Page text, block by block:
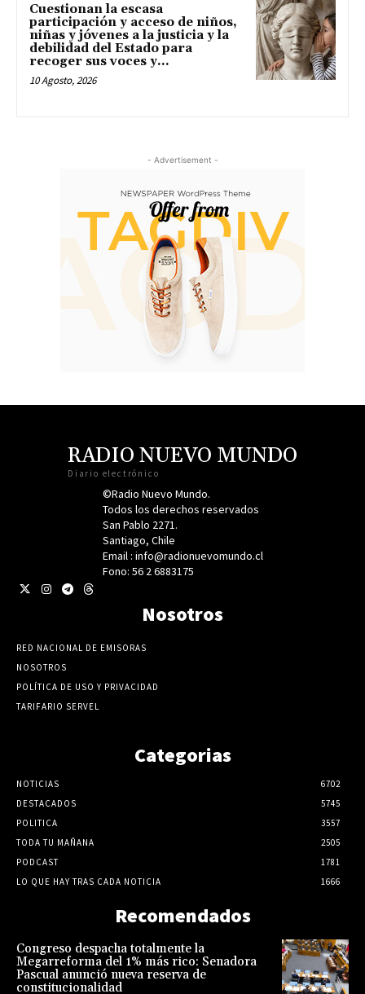
Cuestionan la escasa
participación y acceso de niños,
niñas y jóvenes a la justicia y la
debilidad del Estado para
recoger sus voces y...
10 Agosto, 2026
- Advertisement -
RADIO NUEVO MUNDO
Diario electrónico
©Radio Nuevo Mundo.
Todos los derechos reservados
San Pablo 2271.
Santiago, Chile
Email : info@radionuevomundo.cl
Fono: 56 2 6883175
Nosotros
RED NACIONAL DE EMISORAS
NOSOTROS
POLÍTICA DE USO Y PRIVACIDAD
TARIFARIO SERVEL
Categorias
NOTICIAS
6702
DESTACADOS
5745
POLITICA
3557
TODA TU MAÑANA
2505
PODCAST
1781
LO QUE HAY TRAS CADA NOTICIA
1666
Recomendados
Congreso despacha totalmente la
Megarreforma del 1% más rico: Senadora
Pascual anunció nueva reserva de
constitucionalidad